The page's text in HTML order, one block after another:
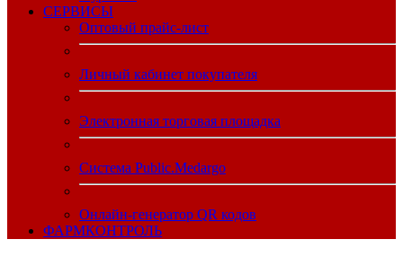
CЕРВИСЫ
Оптовый прайс-лист
Личный кабинет покупателя
Электронная торговая площадка
Система Public.Medargo
Онлайн-генератор QR кодов
ФАРМКОНТРОЛЬ